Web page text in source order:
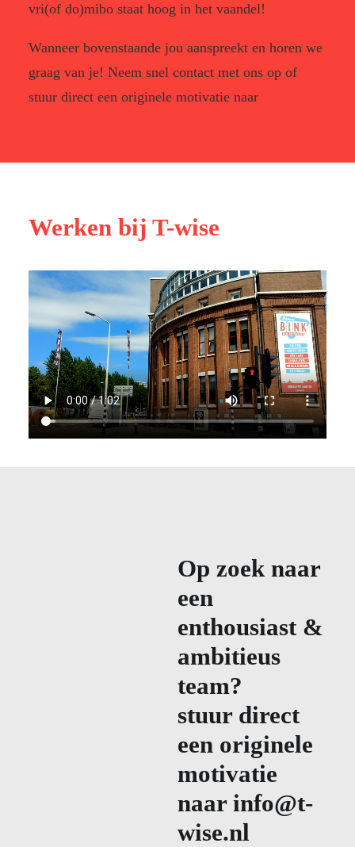
vri(of do)mibo staat hoog in het vaandel!
Wanneer bovenstaande jou aanspreekt en horen we
graag van je! Neem snel contact met ons op of
stuur direct een originele motivatie naar
Werken bij T-wise
Op zoek naar
een
enthousiast &
ambitieus
team?
stuur direct
een originele
motivatie
naar info@t-
wise.nl